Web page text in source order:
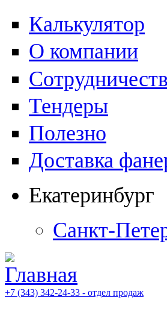
Калькулятор
О компании
Тендеры
Полезно
Доставка
Екатеринбург
Санкт-
+7 (343) 342-24-33 - отдел продаж